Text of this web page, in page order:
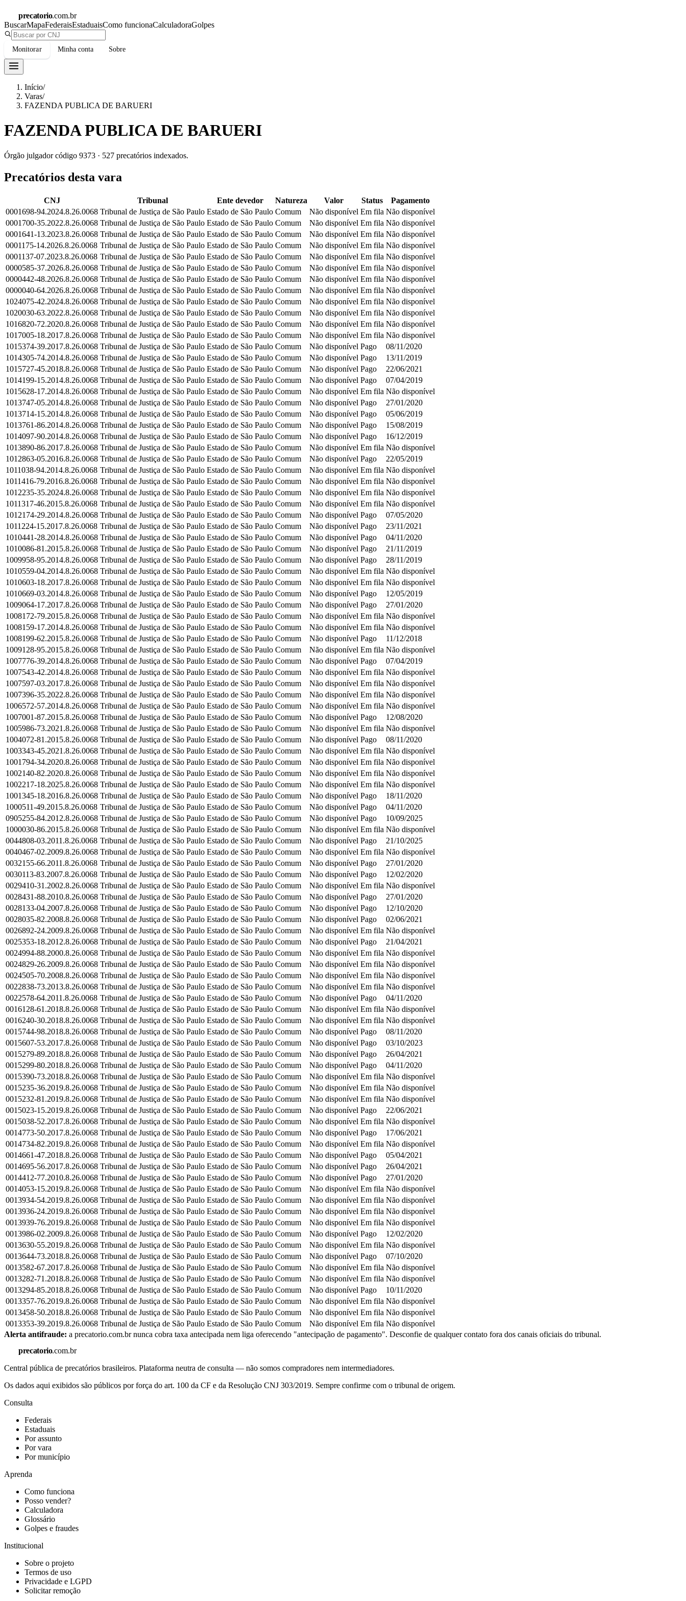
precatorio.com.br
BuscarMapaFederaisEstaduaisComo funcionaCalculadoraGolpes
Monitorar Minha conta Sobre
Início/
Varas/
FAZENDA PUBLICA DE BARUERI
FAZENDA PUBLICA DE BARUERI
Órgão julgador código 9373 · 527 precatórios indexados.
Precatórios desta vara
CNJ Tribunal Ente devedor Natureza Valor Status
Pagamento
0001698-94.2024.8.26.0068 Tribunal de Justiça de São Paulo Estado de São Paulo Comum Não disponível Em fila Não disponível
0001700-35.2022.8.26.0068 Tribunal de Justiça de São Paulo Estado de São Paulo Comum Não disponível Em fila Não disponível
0001641-13.2023.8.26.0068 Tribunal de Justiça de São Paulo Estado de São Paulo Comum Não disponível Em fila Não disponível
0001175-14.2026.8.26.0068 Tribunal de Justiça de São Paulo Estado de São Paulo Comum Não disponível Em fila Não disponível
0001137-07.2023.8.26.0068 Tribunal de Justiça de São Paulo Estado de São Paulo Comum Não disponível Em fila Não disponível
0000585-37.2026.8.26.0068 Tribunal de Justiça de São Paulo Estado de São Paulo Comum Não disponível Em fila Não disponível
0000442-48.2026.8.26.0068 Tribunal de Justiça de São Paulo Estado de São Paulo Comum Não disponível Em fila Não disponível
0000040-64.2026.8.26.0068 Tribunal de Justiça de São Paulo Estado de São Paulo Comum Não disponível Em fila Não disponível
1024075-42.2024.8.26.0068 Tribunal de Justiça de São Paulo Estado de São Paulo Comum Não disponível Em fila Não disponível
1020030-63.2022.8.26.0068 Tribunal de Justiça de São Paulo Estado de São Paulo Comum Não disponível Em fila Não disponível
1016820-72.2020.8.26.0068 Tribunal de Justiça de São Paulo Estado de São Paulo Comum Não disponível Em fila Não disponível
1017005-18.2017.8.26.0068 Tribunal de Justiça de São Paulo Estado de São Paulo Comum Não disponível Em fila Não disponível
1015374-39.2017.8.26.0068 Tribunal de Justiça de São Paulo Estado de São Paulo Comum Não disponível Pago
08/11/2020
1014305-74.2014.8.26.0068 Tribunal de Justiça de São Paulo Estado de São Paulo Comum Não disponível Pago
13/11/2019
1015727-45.2018.8.26.0068 Tribunal de Justiça de São Paulo Estado de São Paulo Comum Não disponível Pago
22/06/2021
1014199-15.2014.8.26.0068 Tribunal de Justiça de São Paulo Estado de São Paulo Comum Não disponível Pago
07/04/2019
1015628-17.2014.8.26.0068 Tribunal de Justiça de São Paulo Estado de São Paulo Comum Não disponível Em fila Não disponível
1013747-05.2014.8.26.0068 Tribunal de Justiça de São Paulo Estado de São Paulo Comum Não disponível Pago
27/01/2020
1013714-15.2014.8.26.0068 Tribunal de Justiça de São Paulo Estado de São Paulo Comum Não disponível Pago
05/06/2019
1013761-86.2014.8.26.0068 Tribunal de Justiça de São Paulo Estado de São Paulo Comum Não disponível Pago
15/08/2019
1014097-90.2014.8.26.0068 Tribunal de Justiça de São Paulo Estado de São Paulo Comum Não disponível Pago
16/12/2019
1013890-86.2017.8.26.0068 Tribunal de Justiça de São Paulo Estado de São Paulo Comum Não disponível Em fila Não disponível
1012863-05.2016.8.26.0068 Tribunal de Justiça de São Paulo Estado de São Paulo Comum Não disponível Pago
22/05/2019
1011038-94.2014.8.26.0068 Tribunal de Justiça de São Paulo Estado de São Paulo Comum Não disponível Em fila Não disponível
1011416-79.2016.8.26.0068 Tribunal de Justiça de São Paulo Estado de São Paulo Comum Não disponível Em fila Não disponível
1012235-35.2024.8.26.0068 Tribunal de Justiça de São Paulo Estado de São Paulo Comum Não disponível Em fila Não disponível
1011317-46.2015.8.26.0068 Tribunal de Justiça de São Paulo Estado de São Paulo Comum Não disponível Em fila Não disponível
1012174-29.2014.8.26.0068 Tribunal de Justiça de São Paulo Estado de São Paulo Comum Não disponível Pago
07/05/2020
1011224-15.2017.8.26.0068 Tribunal de Justiça de São Paulo Estado de São Paulo Comum Não disponível Pago
23/11/2021
1010441-28.2014.8.26.0068 Tribunal de Justiça de São Paulo Estado de São Paulo Comum Não disponível Pago
04/11/2020
1010086-81.2015.8.26.0068 Tribunal de Justiça de São Paulo Estado de São Paulo Comum Não disponível Pago
21/11/2019
1009958-95.2014.8.26.0068 Tribunal de Justiça de São Paulo Estado de São Paulo Comum Não disponível Pago
28/11/2019
1010559-04.2014.8.26.0068 Tribunal de Justiça de São Paulo Estado de São Paulo Comum Não disponível Em fila Não disponível
1010603-18.2017.8.26.0068 Tribunal de Justiça de São Paulo Estado de São Paulo Comum Não disponível Em fila Não disponível
1010669-03.2014.8.26.0068 Tribunal de Justiça de São Paulo Estado de São Paulo Comum Não disponível Pago
12/05/2019
1009064-17.2017.8.26.0068 Tribunal de Justiça de São Paulo Estado de São Paulo Comum Não disponível Pago
27/01/2020
1008172-79.2015.8.26.0068 Tribunal de Justiça de São Paulo Estado de São Paulo Comum Não disponível Em fila Não disponível
1008159-17.2014.8.26.0068 Tribunal de Justiça de São Paulo Estado de São Paulo Comum Não disponível Em fila Não disponível
1008199-62.2015.8.26.0068 Tribunal de Justiça de São Paulo Estado de São Paulo Comum Não disponível Pago
11/12/2018
1009128-95.2015.8.26.0068 Tribunal de Justiça de São Paulo Estado de São Paulo Comum Não disponível Em fila Não disponível
1007776-39.2014.8.26.0068 Tribunal de Justiça de São Paulo Estado de São Paulo Comum Não disponível Pago
07/04/2019
1007543-42.2014.8.26.0068 Tribunal de Justiça de São Paulo Estado de São Paulo Comum Não disponível Em fila Não disponível
1007597-03.2017.8.26.0068 Tribunal de Justiça de São Paulo Estado de São Paulo Comum Não disponível Em fila Não disponível
1007396-35.2022.8.26.0068 Tribunal de Justiça de São Paulo Estado de São Paulo Comum Não disponível Em fila Não disponível
1006572-57.2014.8.26.0068 Tribunal de Justiça de São Paulo Estado de São Paulo Comum Não disponível Em fila Não disponível
1007001-87.2015.8.26.0068 Tribunal de Justiça de São Paulo Estado de São Paulo Comum Não disponível Pago
12/08/2020
1005986-73.2021.8.26.0068 Tribunal de Justiça de São Paulo Estado de São Paulo Comum Não disponível Em fila Não disponível
1004072-81.2015.8.26.0068 Tribunal de Justiça de São Paulo Estado de São Paulo Comum Não disponível Pago
08/11/2020
1003343-45.2021.8.26.0068 Tribunal de Justiça de São Paulo Estado de São Paulo Comum Não disponível Em fila Não disponível
1001794-34.2020.8.26.0068 Tribunal de Justiça de São Paulo Estado de São Paulo Comum Não disponível Em fila Não disponível
1002140-82.2020.8.26.0068 Tribunal de Justiça de São Paulo Estado de São Paulo Comum Não disponível Em fila Não disponível
1002217-18.2025.8.26.0068 Tribunal de Justiça de São Paulo Estado de São Paulo Comum Não disponível Em fila Não disponível
1001345-18.2016.8.26.0068 Tribunal de Justiça de São Paulo Estado de São Paulo Comum Não disponível Pago
18/11/2020
1000511-49.2015.8.26.0068 Tribunal de Justiça de São Paulo Estado de São Paulo Comum Não disponível Pago
04/11/2020
0905255-84.2012.8.26.0068 Tribunal de Justiça de São Paulo Estado de São Paulo Comum Não disponível Pago
10/09/2025
1000030-86.2015.8.26.0068 Tribunal de Justiça de São Paulo Estado de São Paulo Comum Não disponível Em fila Não disponível
0044808-03.2011.8.26.0068 Tribunal de Justiça de São Paulo Estado de São Paulo Comum Não disponível Pago
21/10/2025
0040467-02.2009.8.26.0068 Tribunal de Justiça de São Paulo Estado de São Paulo Comum Não disponível Em fila Não disponível
0032155-66.2011.8.26.0068 Tribunal de Justiça de São Paulo Estado de São Paulo Comum Não disponível Pago
27/01/2020
0030113-83.2007.8.26.0068 Tribunal de Justiça de São Paulo Estado de São Paulo Comum Não disponível Pago
12/02/2020
0029410-31.2002.8.26.0068 Tribunal de Justiça de São Paulo Estado de São Paulo Comum Não disponível Em fila Não disponível
0028431-88.2010.8.26.0068 Tribunal de Justiça de São Paulo Estado de São Paulo Comum Não disponível Pago
27/01/2020
0028133-04.2007.8.26.0068 Tribunal de Justiça de São Paulo Estado de São Paulo Comum Não disponível Pago
12/10/2020
0028035-82.2008.8.26.0068 Tribunal de Justiça de São Paulo Estado de São Paulo Comum Não disponível Pago
02/06/2021
0026892-24.2009.8.26.0068 Tribunal de Justiça de São Paulo Estado de São Paulo Comum Não disponível Em fila Não disponível
0025353-18.2012.8.26.0068 Tribunal de Justiça de São Paulo Estado de São Paulo Comum Não disponível Pago
21/04/2021
0024994-88.2000.8.26.0068 Tribunal de Justiça de São Paulo Estado de São Paulo Comum Não disponível Em fila Não disponível
0024829-26.2009.8.26.0068 Tribunal de Justiça de São Paulo Estado de São Paulo Comum Não disponível Em fila Não disponível
0024505-70.2008.8.26.0068 Tribunal de Justiça de São Paulo Estado de São Paulo Comum Não disponível Em fila Não disponível
0022838-73.2013.8.26.0068 Tribunal de Justiça de São Paulo Estado de São Paulo Comum Não disponível Em fila Não disponível
0022578-64.2011.8.26.0068 Tribunal de Justiça de São Paulo Estado de São Paulo Comum Não disponível Pago
04/11/2020
0016128-61.2018.8.26.0068 Tribunal de Justiça de São Paulo Estado de São Paulo Comum Não disponível Em fila Não disponível
0016240-30.2018.8.26.0068 Tribunal de Justiça de São Paulo Estado de São Paulo Comum Não disponível Em fila Não disponível
0015744-98.2018.8.26.0068 Tribunal de Justiça de São Paulo Estado de São Paulo Comum Não disponível Pago
08/11/2020
0015607-53.2017.8.26.0068 Tribunal de Justiça de São Paulo Estado de São Paulo Comum Não disponível Pago
03/10/2023
0015279-89.2018.8.26.0068 Tribunal de Justiça de São Paulo Estado de São Paulo Comum Não disponível Pago
26/04/2021
0015299-80.2018.8.26.0068 Tribunal de Justiça de São Paulo Estado de São Paulo Comum Não disponível Pago
04/11/2020
0015390-73.2018.8.26.0068 Tribunal de Justiça de São Paulo Estado de São Paulo Comum Não disponível Em fila Não disponível
0015235-36.2019.8.26.0068 Tribunal de Justiça de São Paulo Estado de São Paulo Comum Não disponível Em fila Não disponível
0015232-81.2019.8.26.0068 Tribunal de Justiça de São Paulo Estado de São Paulo Comum Não disponível Em fila Não disponível
0015023-15.2019.8.26.0068 Tribunal de Justiça de São Paulo Estado de São Paulo Comum Não disponível Pago
22/06/2021
0015038-52.2017.8.26.0068 Tribunal de Justiça de São Paulo Estado de São Paulo Comum Não disponível Em fila Não disponível
0014773-50.2017.8.26.0068 Tribunal de Justiça de São Paulo Estado de São Paulo Comum Não disponível Pago
17/06/2021
0014734-82.2019.8.26.0068 Tribunal de Justiça de São Paulo Estado de São Paulo Comum Não disponível Em fila Não disponível
0014661-47.2018.8.26.0068 Tribunal de Justiça de São Paulo Estado de São Paulo Comum Não disponível Pago
05/04/2021
0014695-56.2017.8.26.0068 Tribunal de Justiça de São Paulo Estado de São Paulo Comum Não disponível Pago
26/04/2021
0014412-77.2010.8.26.0068 Tribunal de Justiça de São Paulo Estado de São Paulo Comum Não disponível Pago
27/01/2020
0014053-15.2019.8.26.0068 Tribunal de Justiça de São Paulo Estado de São Paulo Comum Não disponível Em fila Não disponível
0013934-54.2019.8.26.0068 Tribunal de Justiça de São Paulo Estado de São Paulo Comum Não disponível Em fila Não disponível
0013936-24.2019.8.26.0068 Tribunal de Justiça de São Paulo Estado de São Paulo Comum Não disponível Em fila Não disponível
0013939-76.2019.8.26.0068 Tribunal de Justiça de São Paulo Estado de São Paulo Comum Não disponível Em fila Não disponível
0013986-02.2009.8.26.0068 Tribunal de Justiça de São Paulo Estado de São Paulo Comum Não disponível Pago
12/02/2020
0013630-55.2019.8.26.0068 Tribunal de Justiça de São Paulo Estado de São Paulo Comum Não disponível Em fila Não disponível
0013644-73.2018.8.26.0068 Tribunal de Justiça de São Paulo Estado de São Paulo Comum Não disponível Pago
07/10/2020
0013582-67.2017.8.26.0068 Tribunal de Justiça de São Paulo Estado de São Paulo Comum Não disponível Em fila Não disponível
0013282-71.2018.8.26.0068 Tribunal de Justiça de São Paulo Estado de São Paulo Comum Não disponível Em fila Não disponível
0013294-85.2018.8.26.0068 Tribunal de Justiça de São Paulo Estado de São Paulo Comum Não disponível Pago
10/11/2020
0013357-76.2019.8.26.0068 Tribunal de Justiça de São Paulo Estado de São Paulo Comum Não disponível Em fila Não disponível
0013458-50.2018.8.26.0068 Tribunal de Justiça de São Paulo Estado de São Paulo Comum Não disponível Em fila Não disponível
0013353-39.2019.8.26.0068 Tribunal de Justiça de São Paulo Estado de São Paulo Comum Não disponível Em fila Não disponível
Alerta antifraude: a precatorio.com.br nunca cobra taxa antecipada nem liga oferecendo "antecipação de pagamento". Desconfie de qualquer contato fora dos canais oficiais do tribunal.
precatorio.com.br
Central pública de precatórios brasileiros. Plataforma neutra de consulta — não somos compradores nem intermediadores.
Os dados aqui exibidos são públicos por força do art. 100 da CF e da Resolução CNJ 303/2019. Sempre confirme com o tribunal de origem.
Consulta
Federais
Estaduais
Por assunto
Por vara
Por município
Aprenda
Como funciona
Posso vender?
Calculadora
Glossário
Golpes e fraudes
Institucional
Sobre o projeto
Termos de uso
Privacidade e LGPD
Solicitar remoção